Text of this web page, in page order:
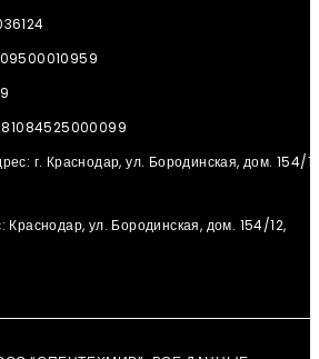
г. Краснодар, ул. Бородинская, дом. 154/
Краснодар, ул. Бородинская, дом. 154/12,